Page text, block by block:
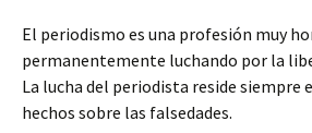
El periodismo es una profesión muy
permanentemente luchando por la
La lucha del periodista reside siempre
hechos sobre las falsedades.